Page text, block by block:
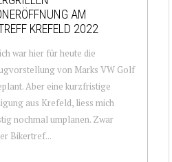
AM
KREFELD 2022
war hier für heute die
von Marks VW Golf
Aber eine kurzfristige
aus Krefeld, liess mich
nochmal umplanen. Zwar
Bikertref...